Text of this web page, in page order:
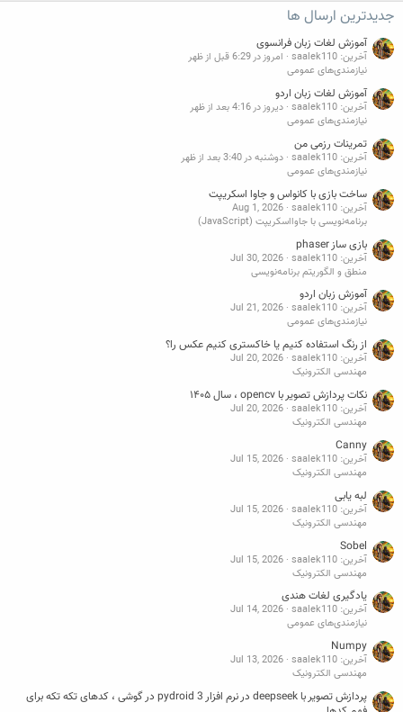
جدیدترین ارسال ها
آموزش لغات زبان فرانسوی
آخرین: saalek110
امروز در 6:29 قبل از ظهر
نیازمندی‌های عمومی
آموزش لغات زبان اردو
آخرین: saalek110
دیروز در 4:16 بعد از ظهر
نیازمندی‌های عمومی
تمرینات رزمی من
آخرین: saalek110
دوشنبه در 3:40 بعد از ظهر
نیازمندی‌های عمومی
ساخت بازی با کانواس و جاوا اسکریپت
آخرین: saalek110
Aug 1, 2026
برنامه‌نویسی با جاوااسکریپت (JavaScript)
بازی ساز phaser
آخرین: saalek110
Jul 30, 2026
منطق و الگوریتم برنامه‌نویسی
آموزش زبان اردو
آخرین: saalek110
Jul 21, 2026
نیازمندی‌های عمومی
از رنگ استفاده کنیم یا خاکستری کنیم عکس را؟
آخرین: saalek110
Jul 20, 2026
مهندسی الکترونیک
نکات پردازش تصویر با opencv ، سال ۱۴۰۵
آخرین: saalek110
Jul 20, 2026
مهندسی الکترونیک
Canny
آخرین: saalek110
Jul 15, 2026
مهندسی الکترونیک
لبه یابی
آخرین: saalek110
Jul 15, 2026
مهندسی الکترونیک
Sobel
آخرین: saalek110
Jul 15, 2026
مهندسی الکترونیک
یادگیری لغات هندی
آخرین: saalek110
Jul 14, 2026
نیازمندی‌های عمومی
Numpy
آخرین: saalek110
Jul 13, 2026
مهندسی الکترونیک
پردازش تصویر با deepseek در نرم افزار pydroid 3 در گوشی ، کدهای تکه تکه برای